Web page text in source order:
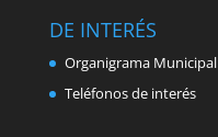
DE INTERÉS
Organigrama Municipal
Teléfonos de interés